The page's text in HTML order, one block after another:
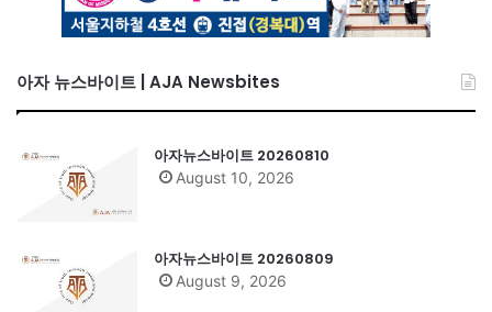
아자 뉴스바이트 | AJA Newsbites
아자뉴스바이트 20260810
August 10, 2026
아자뉴스바이트 20260809
August 9, 2026